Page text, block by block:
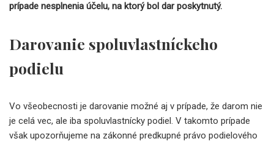
prípade nesplnenia účelu, na ktorý bol dar poskytnutý.
Darovanie spoluvlastníckeho
podielu
Vo všeobecnosti je darovanie možné aj v prípade, že darom nie
je celá vec, ale iba spoluvlastnícky podiel. V takomto prípade
však upozorňujeme na zákonné predkupné právo podielového